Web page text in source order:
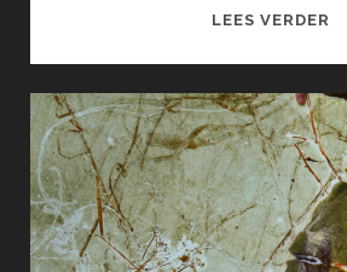
LEES VERDER